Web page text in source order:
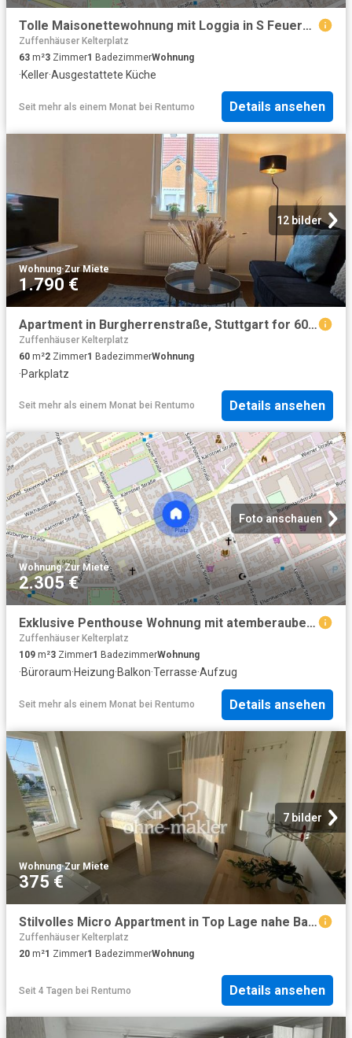
Tolle Maisonettewohnung mit Loggia in S Feuerbach
Zuffenhäuser Kelterplatz
63 m²3 Zimmer1 BadezimmerWohnung
·Keller·Ausgestattete Küche
Seit mehr als einem Monat bei Rentumo Details ansehen
12 bilder
Wohnung·Zur Miete
1.790 €
Apartment in Burgherrenstraße, Stuttgart for 60 m² with 2 bedrooms
Zuffenhäuser Kelterplatz
60 m²2 Zimmer1 BadezimmerWohnung
·Parkplatz
Seit mehr als einem Monat bei Rentumo Details ansehen
Foto anschauen
Wohnung·Zur Miete
2.305 €
Exklusive Penthouse Wohnung mit atemberaubender Dachterrasse am Wiener Platz
Zuffenhäuser Kelterplatz
109 m²3 Zimmer1 BadezimmerWohnung
·Büroraum·Heizung·Balkon·Terrasse·Aufzug
Seit mehr als einem Monat bei Rentumo Details ansehen
7 bilder
Wohnung·Zur Miete
375 €
Stilvolles Micro Appartment in Top Lage nahe Bahnhof Feuerbach + 6
Zuffenhäuser Kelterplatz
20 m²1 Zimmer1 BadezimmerWohnung
Seit 4 Tagen bei Rentumo Details ansehen